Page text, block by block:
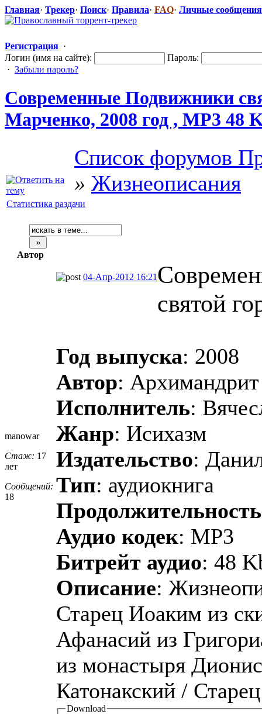
Главная· Трекер· Поиск· Правила· FAQ· Личные сообщения
Регистрация ·
Логин (имя на сайте):
Пароль:
· Забыли пароль?
Современные Подвижники
Марченко, 2008 год , MP3 48
Список форумов
» Жизнеописания
Статистика раздачи
Автор
manowar
Стаж: 17
лет
Сообщений:
18
04-Апр-2012 16:21
святой
Год выпуска: 2008
Автор:
Исполнитель:
Жанр: Исихазм
Издательство:
Тип: аудиокнига
Продолжительность
Аудио кодек: MP3
Битрейт аудио: 48
Описание:
Старец Иоаким из
Афанасий из
из монастыря
Катонакский /
Download